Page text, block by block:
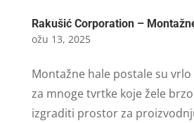
Rakušić Corporation –
ožu 13, 2025
Montažne hale postale su
za mnoge tvrtke koje žele
izgraditi prostor za